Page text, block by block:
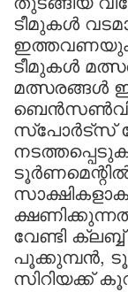
ടീമുകൾ
ഇത്തവണയും
ടീമുകൾ
മത്സരങ്ങൾ
സ്പോർട്സ്
വേണ്ടി
പൂക്കുമ്പൻ,
സിറിയക്ക്